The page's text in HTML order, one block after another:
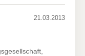
21.03.2013